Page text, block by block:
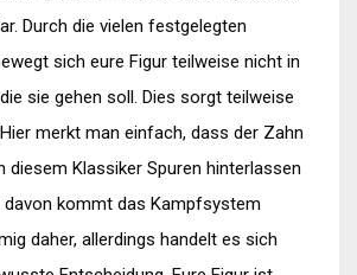
Durch die vielen festgelegten
sich eure Figur teilweise nicht in
sie gehen soll. Dies sorgt teilweise
merkt man einfach, dass der Zahn
diesem Klassiker Spuren hinterlassen
davon kommt das Kampfsystem
daher, allerdings handelt es sich